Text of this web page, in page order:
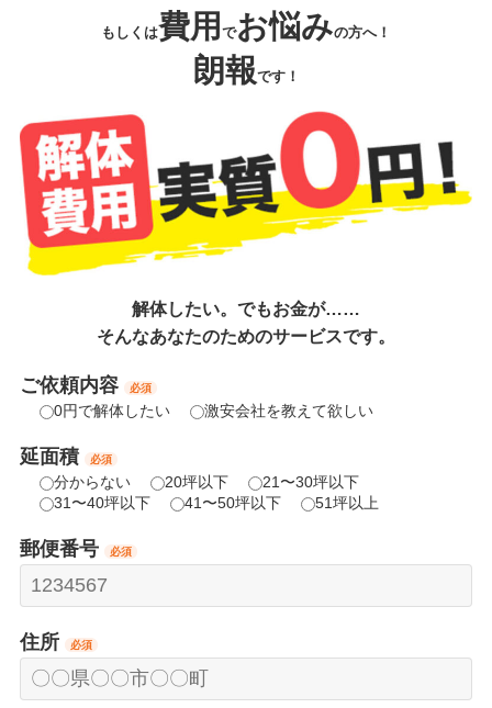
もしくは費用 でお悩みの方へ！
朗報です！
解体したい。でもお金が……
そんなあなたのためのサービスです。
ご依頼内容 必須
0円で解体したい 激安会社を教えて欲しい
延面積 必須
分からない 20坪以下
21〜30坪以下
31〜40坪以下
41〜50坪以下 51坪以上
郵便番号 必須
住所 必須